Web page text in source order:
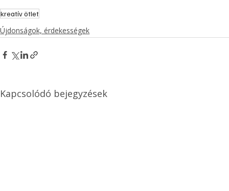
kreatív ötlet
Újdonságok, érdekességek
Kapcsolódó bejegyzések